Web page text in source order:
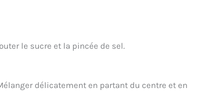
le sucre et la pincée de sel.
délicatement en partant du centre et en